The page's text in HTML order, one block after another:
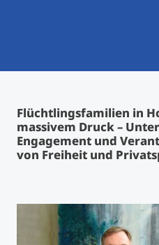
Study Finder
Masterclasses
Technische
Flüchtlingsfamilien in
massivem Druck –
Engagement und
von Freiheit und